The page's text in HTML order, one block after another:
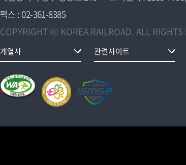
팩스 : 02-361-8385
COPYRIGHT ⓒ KOREA RAILROAD. ALL RIGHTS
계열사 관련사이트